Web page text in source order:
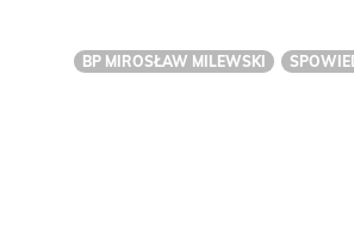
BP MIROSŁAW MILEWSKI